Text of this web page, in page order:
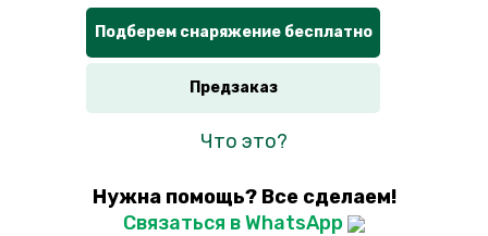
Подберем снаряжение бесплатно
Предзаказ
Что это?
Нужна помощь? Все сделаем!
Связаться в WhatsApp